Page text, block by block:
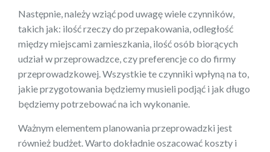
Następnie, należy wziąć pod uwagę wiele czynników,
takich jak: ilość rzeczy do przepakowania, odległość
między miejscami zamieszkania, ilość osób biorących
udział w przeprowadzce, czy preferencje co do firmy
przeprowadzkowej. Wszystkie te czynniki wpłyną na to,
jakie przygotowania będziemy musieli podjąć i jak długo
będziemy potrzebować na ich wykonanie.
Ważnym elementem planowania przeprowadzki jest
również budżet. Warto dokładnie oszacować koszty i